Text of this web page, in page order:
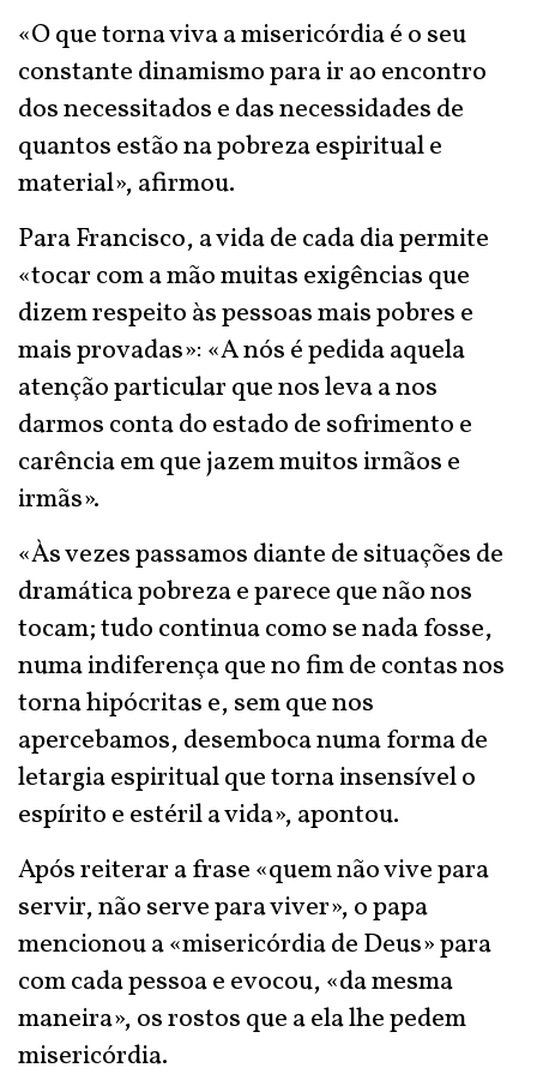
«O que torna viva a misericórdia é o seu
constante dinamismo para ir ao encontro
dos necessitados e das necessidades de
quantos estão na pobreza espiritual e
material», afirmou.
Para Francisco, a vida de cada dia permite
«tocar com a mão muitas exigências que
dizem respeito às pessoas mais pobres e
mais provadas»: «A nós é pedida aquela
atenção particular que nos leva a nos
darmos conta do estado de sofrimento e
carência em que jazem muitos irmãos e
irmãs».
«Às vezes passamos diante de situações de
dramática pobreza e parece que não nos
tocam; tudo continua como se nada fosse,
numa indiferença que no fim de contas nos
torna hipócritas e, sem que nos
apercebamos, desemboca numa forma de
letargia espiritual que torna insensível o
espírito e estéril a vida», apontou.
Após reiterar a frase «quem não vive para
servir, não serve para viver», o papa
mencionou a «misericórdia de Deus» para
com cada pessoa e evocou, «da mesma
maneira», os rostos que a ela lhe pedem
misericórdia.